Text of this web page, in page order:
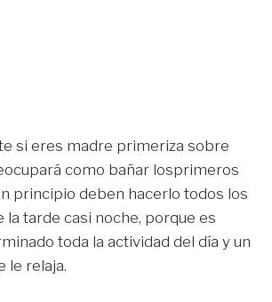
si eres madre primeriza sobre
como bañar losprimeros
principio deben hacerlo todos los
la tarde casi noche, porque es
toda la actividad del día y un
le relaja.